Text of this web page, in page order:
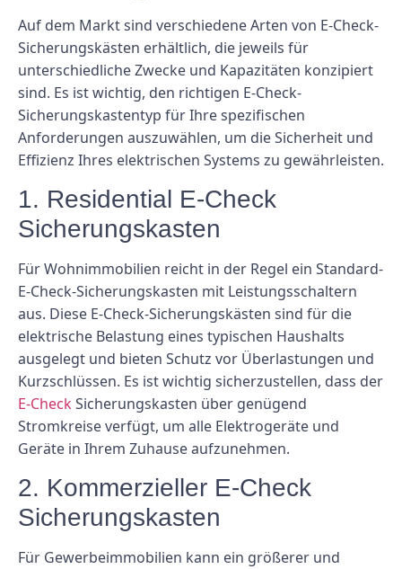
Auf dem Markt sind verschiedene Arten von E-Check-
Sicherungskästen erhältlich, die jeweils für
unterschiedliche Zwecke und Kapazitäten konzipiert
sind. Es ist wichtig, den richtigen E-Check-
Sicherungskastentyp für Ihre spezifischen
Anforderungen auszuwählen, um die Sicherheit und
Effizienz Ihres elektrischen Systems zu gewährleisten.
1. Residential E-Check
Sicherungskasten
Für Wohnimmobilien reicht in der Regel ein Standard-
E-Check-Sicherungskasten mit Leistungsschaltern
aus. Diese E-Check-Sicherungskästen sind für die
elektrische Belastung eines typischen Haushalts
ausgelegt und bieten Schutz vor Überlastungen und
Kurzschlüssen. Es ist wichtig sicherzustellen, dass der
E-CheckSicherungskasten über genügend
Stromkreise verfügt, um alle Elektrogeräte und
Geräte in Ihrem Zuhause aufzunehmen.
2. Kommerzieller E-Check
Sicherungskasten
Für Gewerbeimmobilien kann ein größerer und